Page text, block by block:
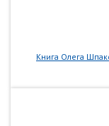
Книга Олега